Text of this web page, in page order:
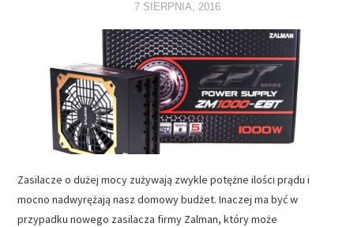
7 SIERPNIA, 2016
Zasilacze o dużej mocy zużywają zwykle potężne ilości prądu i
mocno nadwyrężają nasz domowy budżet. Inaczej ma być w
przypadku nowego zasilacza firmy Zalman, który może